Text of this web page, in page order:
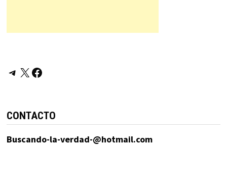
Telegram
X Facebook
CONTACTO
Buscando-la-verdad-@hotmail.com